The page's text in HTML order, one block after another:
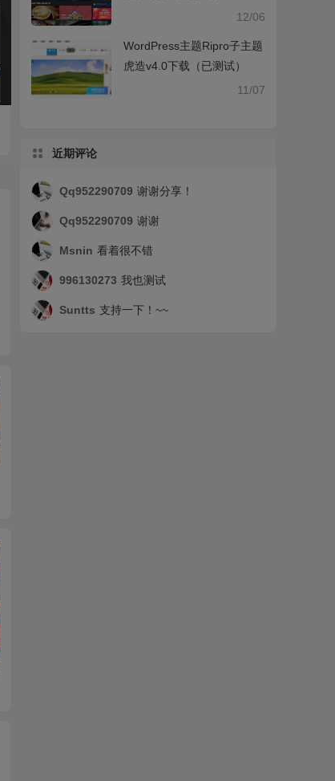
12/06
WordPress主题Ripro子主题
虎造v4.0下载（已测试）
11/07
近期评论
Qq952290709 谢谢分享！
Qq952290709 谢谢
Msnin 看着很不错
996130273 我也测试
Suntts 支持一下！~~